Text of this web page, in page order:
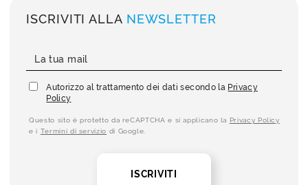
ISCRIVITI ALLA NEWSLETTER
Autorizzo al trattamento dei dati secondo la Privacy
Policy
Questo sito è protetto da reCAPTCHA e si applicano la Privacy Policy
e i Termini di servizio di Google.
ISCRIVITI